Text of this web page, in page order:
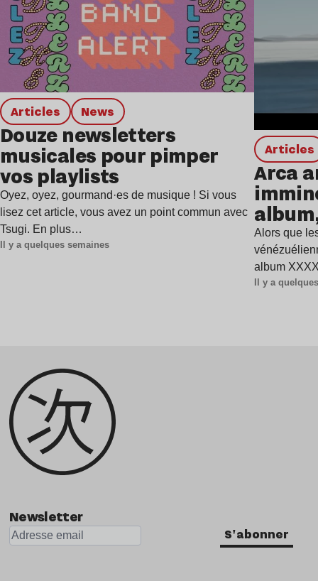
Articles news
Douze newsletters
musicales pour pimper
vos playlists
Oyez, oyez, gourmand·es de musique ! Si vous
lisez cet article, vous avez un point commun avec
Tsugi. En plus…
Il y a quelques semaines
Articles
Arca
Alors que
album
Il y a
Newsletter
S'abonner